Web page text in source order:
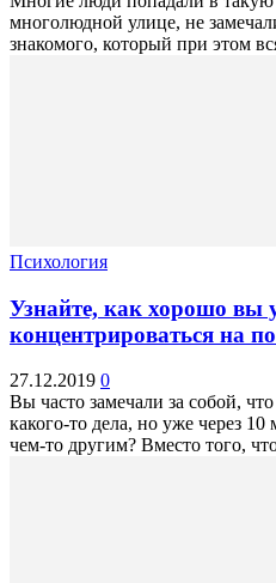
многолюдной улице, не
знакомого, который при этом
Психология
Узнайте, как хорошо вы
концентрироваться на
27.12.2019 0
Вы часто замечали за собой,
какого-то дела, но уже через
чем-то другим? Вместо того,